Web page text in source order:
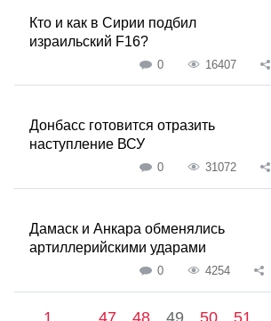
Кто и как в Сирии подбил
израильский F16?
0 16407
Донбасс готовится отразить
наступление ВСУ
0 31072
Дамаск и Анкара обменялись
артиллерийскими ударами
0 4254
1 47 48 49 50 51